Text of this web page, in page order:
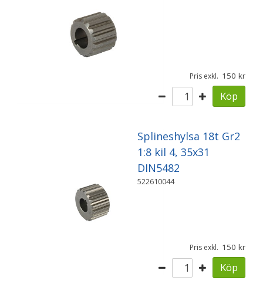
Pris exkl. 150
Köp
Splineshylsa 18t Gr2
1:8 kil 4, 35x31
DIN5482
522610044
Pris exkl. 150
Köp